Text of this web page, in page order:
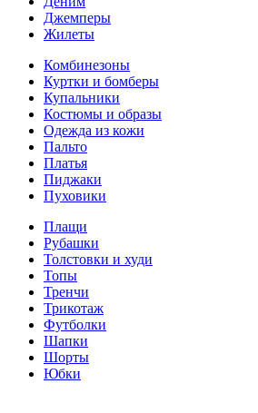
Джемперы
Жилеты
Комбинезоны
Куртки и бомберы
Купальники
Костюмы и образы
Одежда из кожи
Пальто
Платья
Пиджаки
Пуховики
Плащи
Рубашки
Толстовки и худи
Топы
Тренчи
Трикотаж
Футболки
Шапки
Шорты
Юбки